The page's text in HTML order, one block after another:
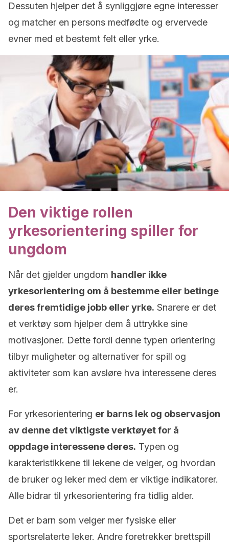
Dessuten hjelper det å synliggjøre egne interesser
og matcher en persons medfødte og ervervede
evner med et bestemt felt eller yrke.
Den viktige rollen
yrkesorientering spiller for
ungdom
Når det gjelder ungdom handler ikke
yrkesorientering om å bestemme eller betinge
deres fremtidige jobb eller yrke. Snarere er det
et verktøy som hjelper dem å uttrykke sine
motivasjoner. Dette fordi denne typen orientering
tilbyr muligheter og alternativer for spill og
aktiviteter som kan avsløre hva interessene deres
er.
For yrkesorientering er barns lek og observasjon
av denne det viktigste verktøyet for å
oppdage interessene deres. Typen og
karakteristikkene til lekene de velger, og hvordan
de bruker og leker med dem er viktige indikatorer.
Alle bidrar til yrkesorientering fra tidlig alder.
Det er barn som velger mer fysiske eller
sportsrelaterte leker. Andre foretrekker brettspill